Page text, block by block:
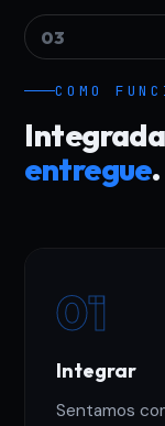
03
COMO
entregue.
01
Integrar
Sentamos